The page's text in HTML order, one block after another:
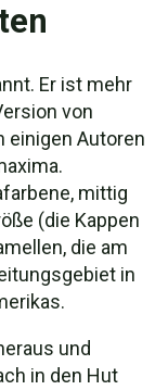
Er ist mehr
von
einigen Autoren
mittig
(die Kappen
die am
in
und
in den Hut